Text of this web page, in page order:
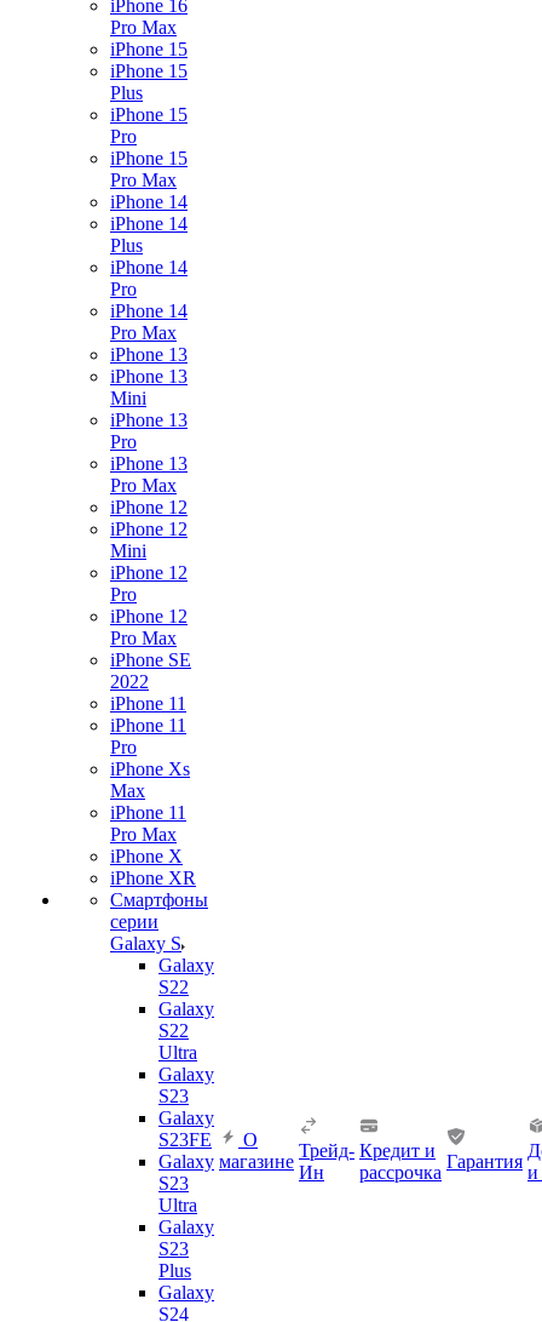
iPhone 16
Pro Max
iPhone 15
iPhone 15
Plus
iPhone 15
Pro
iPhone 15
Pro Max
iPhone 14
iPhone 14
Plus
iPhone 14
Pro
iPhone 14
Pro Max
iPhone 13
iPhone 13
Mini
iPhone 13
Pro
iPhone 13
Pro Max
iPhone 12
iPhone 12
Mini
iPhone 12
Pro
iPhone 12
Pro Max
iPhone SE
2022
iPhone 11
iPhone 11
Pro
iPhone Xs
Max
iPhone 11
Pro Max
iPhone X
iPhone XR
Смартфоны
серии
Galaxy S
Galaxy
S22
Galaxy
S22
Ultra
Galaxy
S23
Galaxy
S23FE
Galaxy
S23
Ultra
Galaxy
S23
Plus
Galaxy
S24
О
магазине
Трейд-
Ин
Кредит и
рассрочка
Гарантия
и